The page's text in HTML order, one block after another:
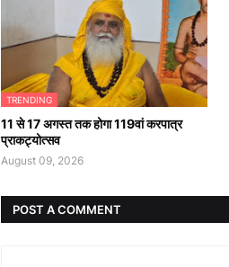
TRENDING
11 से 17 अगस्त तक होगा 119वां करपात्र
प्राकट्योत्सव
August 09, 2026
POST A COMMENT